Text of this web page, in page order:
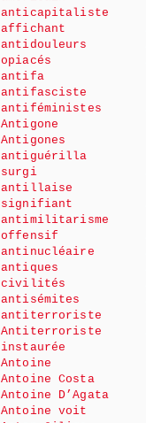
anticapitaliste
affichant
antidouleurs
opiacés
antifa
antifasciste
antiféministes
Antigone
Antigones
antiguérilla
surgi
antillaise
signifiant
antimilitarisme
offensif
antinucléaire
antiques
civilités
antisémites
antiterroriste
Antiterroriste
instaurée
Antoine
Antoine Costa
Antoine D’Agata
Antoine voit